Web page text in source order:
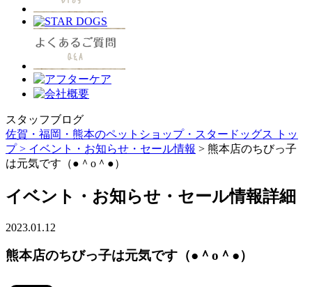
スタッフブログ
佐賀・福岡・熊本のペットショップ・スタードッグス トッ
プ > イベント・お知らせ・セール情報 > 熊本店のちびっ子
は元気です（●＾o＾●）
イベント・お知らせ・セール情報詳細
2023.01.12
熊本店のちびっ子は元気です（●＾o＾●）